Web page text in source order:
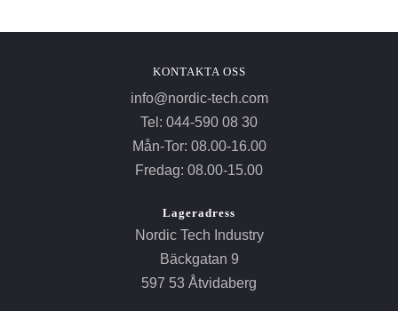
KONTAKTA OSS
info@nordic-tech.com
Tel: 044-590 08 30
Mån-Tor: 08.00-16.00
Fredag: 08.00-15.00
Lageradress
Nordic Tech Industry
Bäckgatan 9
597 53 Åtvidaberg